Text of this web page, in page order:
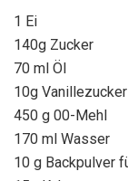
1 Ei
140g Zucker
70 ml Öl
10g Vanillezucker
450 g 00-Mehl
170 ml Wasser
10 g Backpulver